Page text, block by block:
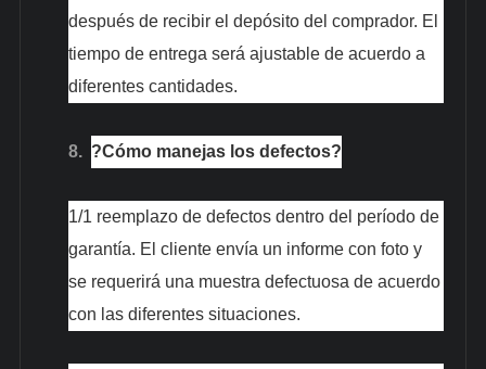
después de recibir el depósito del comprador. El
tiempo de entrega será ajustable de acuerdo a
diferentes cantidades.
8. ?Cómo manejas los defectos?
1/1 reemplazo de defectos dentro del período de
garantía. El cliente envía un informe con foto y
se requerirá una muestra defectuosa de acuerdo
con las diferentes situaciones.